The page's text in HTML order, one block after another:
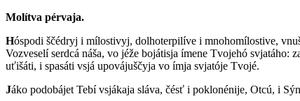
Molítva pérvaja.
Hóspodi ščédryj i mílostivyj, dolhoterpilíve i mnohomílostive,
Vozveselí serdcá náša, vo jéže bojátisja ímene Tvojehó
uťišáti, i spasáti vsjá upovájuščyja vo ímja svjatóje Tvojé.
Jáko podobájet Tebí vsjákaja sláva, čésť i poklonénije, Otcú, i